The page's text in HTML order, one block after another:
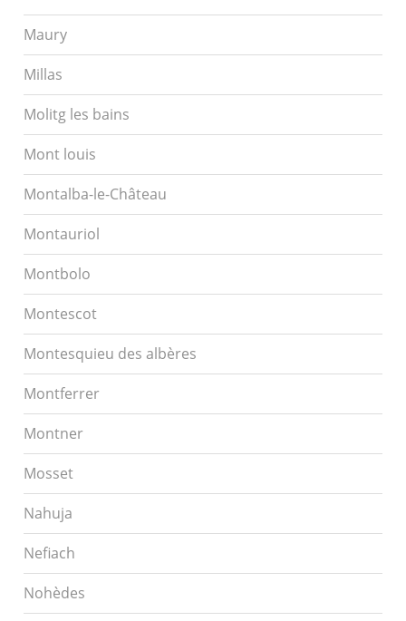
Maury
Millas
Molitg les bains
Mont louis
Montalba-le-Château
Montauriol
Montbolo
Montescot
Montesquieu des albères
Montferrer
Montner
Mosset
Nahuja
Nefiach
Nohèdes